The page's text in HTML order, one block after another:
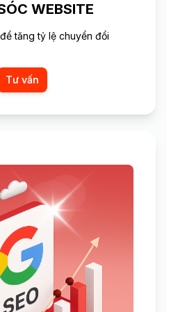
WEBSITE
để tăng tỷ lệ chuyển đổi
Tư vấn